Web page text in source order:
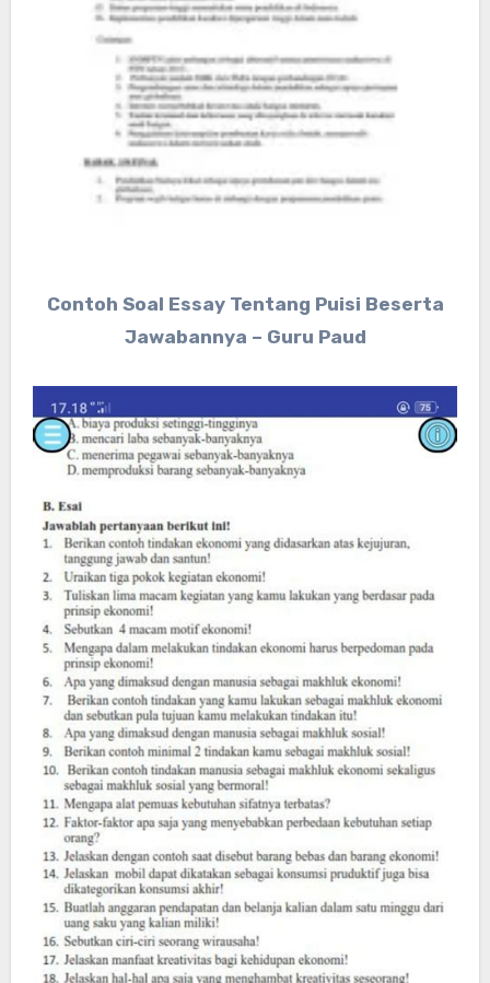
Contoh Soal Essay Tentang Puisi Beserta
Jawabannya – Guru Paud